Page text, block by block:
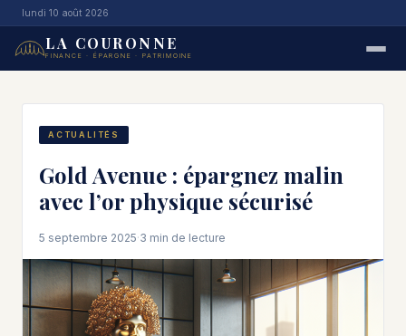
lundi 10 août 2026
LA COURONNE
FINANCE · ÉPARGNE · PATRIMOINE
ACTUALITÉS
Gold Avenue : épargnez malin
avec l’or physique sécurisé
5 septembre 2025·3 min de lecture